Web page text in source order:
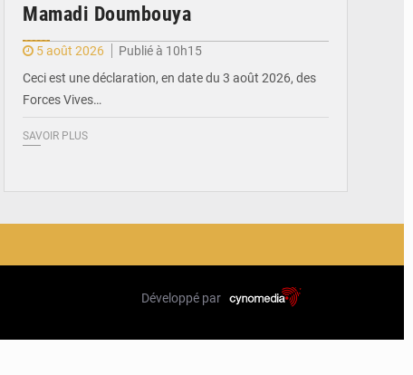
Mamadi Doumbouya
5 août 2026
Publié à 10h15
Ceci est une déclaration, en date du 3 août 2026, des
Forces Vives…
SAVOIR PLUS
Développé par